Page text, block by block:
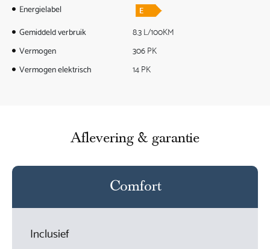
Energielabel
Gemiddeld verbruik
8.3 L/100KM
Vermogen
306 PK
Vermogen elektrisch
14 PK
Aflevering & garantie
Comfort
Inclusief